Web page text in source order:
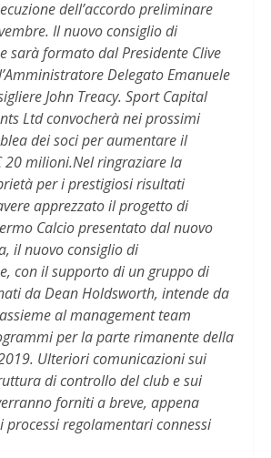
dell’accordo preliminare
Il nuovo consiglio di
sarà formato dal Presidente Clive
Delegato Emanuele
John Treacy. Sport Capital
Ltd convocherà nei prossimi
dei soci per aumentare il
20 milioni.Nel ringraziare la
per i prestigiosi risultati
apprezzato il progetto di
Calcio presentato dal nuovo
il nuovo consiglio di
con il supporto di un gruppo di
da Dean Holdsworth, intende da
al management team
per la parte rimanente della
Ulteriori comunicazioni sui
di controllo del club e sui
forniti a breve, appena
regolamentari connessi